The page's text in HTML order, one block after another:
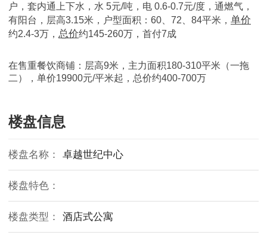
户，套内通上下水，水 5元/吨，电 0.6-0.7元/度，通燃气，
有阳台，层高3.15米，户型面积：60、72、84平米， 单价
约2.4-3万， 总价约145-260万，首付7成
在售重餐饮商铺：层高9米，主力面积180-310平米（一拖
二），单价19900元/平米起，总价约400-700万
楼盘信息
楼盘名称： 卓越世纪中心
楼盘特色：
楼盘类型： 酒店式公寓